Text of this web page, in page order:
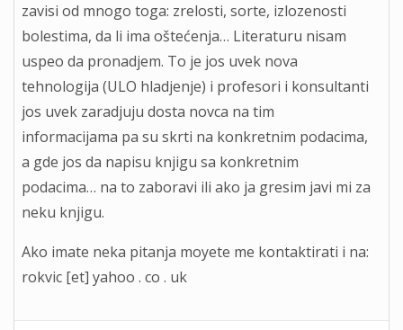
zavisi od mnogo toga: zrelosti, sorte, izlozenosti
bolestima, da li ima oštećenja… Literaturu nisam
uspeo da pronadjem. To je jos uvek nova
tehnologija (ULO hladjenje) i profesori i konsultanti
jos uvek zaradjuju dosta novca na tim
informacijama pa su skrti na konkretnim podacima,
a gde jos da napisu knjigu sa konkretnim
podacima… na to zaboravi ili ako ja gresim javi mi za
neku knjigu.
Ako imate neka pitanja moyete me kontaktirati i na:
rokvic [et] yahoo . co . uk